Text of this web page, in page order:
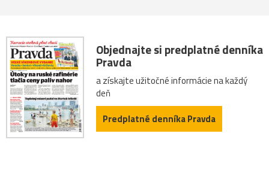
Objednajte si predplatné denníka
Pravda
a získajte užitočné informácie na každý
deň
Predplatné denníka Pravda